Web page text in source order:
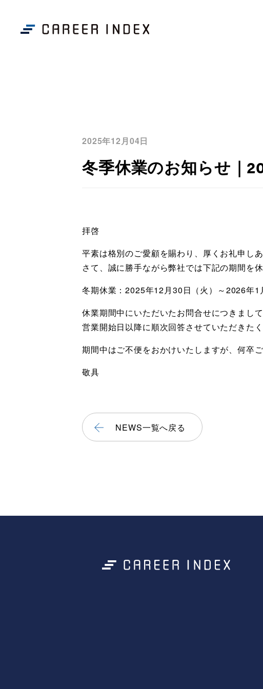
2025年12月04日
冬季休業のお知らせ｜
拝啓
平素は格別のご愛顧を賜わり、厚くお礼申しあ
さて、誠に勝手ながら弊社では下記の期間を
冬期休業：2025年12月30日（火）～2026年1
休業期間中にいただいたお問合せにつきまして
営業開始日以降に順次回答させていただきたく
期間中はご不便をおかけいたしますが、何卒
敬具
NEWS一覧へ戻る